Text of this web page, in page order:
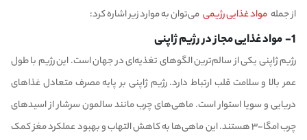
از جمله مواد غذایی رژیمی می‌توان به موارد زیر اشاره کرد:
1- مواد غذایی مجاز در رژیم ژاپنی
رژیم ژاپنی یکی از سالم‌ترین الگوهای تغذیه‌ای در جهان است. این رژیم با طول
عمر بالا و سلامت قلب ارتباط دارد. رژیم ژاپنی بر پایه مصرف متعادل غذاهای
دریایی و سویا استوار است. ماهی‌های چرب مانند سالمون سرشار از اسیدهای
چرب امگا-۳ هستند. این ماهی‌ها به کاهش التهاب و بهبود عملکرد مغز کمک